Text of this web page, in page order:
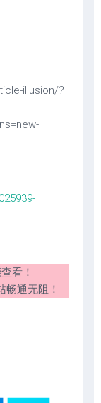
illusion/?
看！
畅通无阻！